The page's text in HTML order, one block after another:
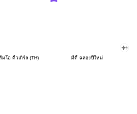
มโอ คิ้วเกิร์ล (TH) มีดี้ ฉลองปีใหม่